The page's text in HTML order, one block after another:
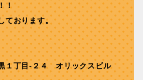
！
ております。
１丁目-２４ オリックスビル